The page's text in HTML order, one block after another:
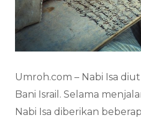
Umroh.com – Nabi Isa
Bani Israil. Selama
Nabi Isa diberikan